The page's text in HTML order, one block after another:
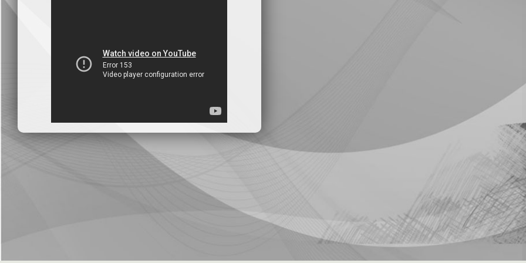
دعوة اجتماع هيئة عامة غير عادية
المصرف الدولي للتجارة والتمويل
البنك العربي- سورية
2026-07-07
محضر إجتماع الهيئة العامة العادية
البيانات المالية عن الربع الأول 2026
بنك سورية والمهجر
2026-07-01